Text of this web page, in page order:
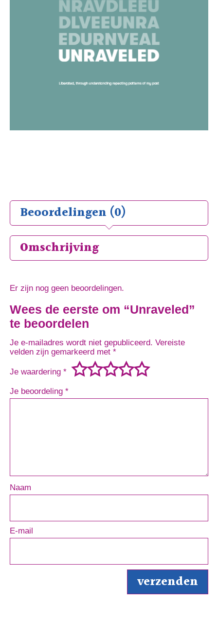
Beoordelingen (0)
Omschrijving
Er zijn nog geen beoordelingen.
Wees de eerste om “Unraveled”
te beoordelen
Je e-mailadres wordt niet gepubliceerd. Vereiste
velden zijn gemarkeerd met *
Je waardering *
Je beoordeling *
Naam
E-mail